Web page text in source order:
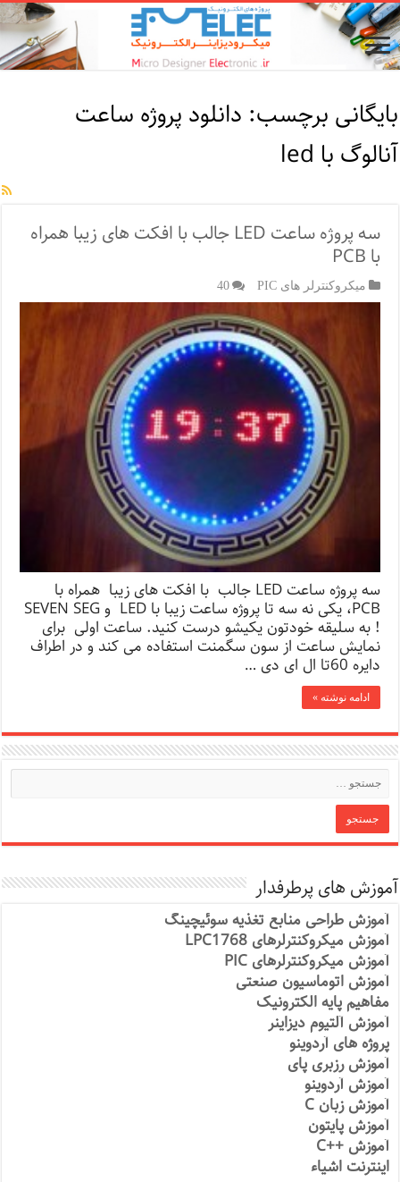
بایگانی برچسب: دانلود پروژه ساعت
آنالوگ با led
سه پروژه ساعت LED جالب با افکت های زیبا همراه
با PCB
میکروکنترلر های PIC 40
سه پروژه ساعت LED جالب با افکت های زیبا همراه با
PCB، یکی نه سه تا پروژه ساعت زیبا با LED و SEVEN SEG
! به سلیقه خودتون یکیشو درست کنید. ساعت اولی برای
نمایش ساعت از سون سگمنت استفاده می کند و در اطراف
دایره 60تا ال ای دی …
ادامه نوشته »
آموزش های پرطرفدار
آموزش طراحی منابع تغذیه سوئیچینگ
آموزش میکروکنترلرهای LPC1768
آموزش میکروکنترلرهای PIC
آموزش اتوماسیون صنعتی
مفاهیم پایه الکترونیک
آموزش آلتیوم دیزاینر
پروژه های آردوینو
آموزش رزبری پای
آموزش آردوینو
آموزش زبان C
آموزش پایتون
آموزش ++C
اینترنت اشیاء